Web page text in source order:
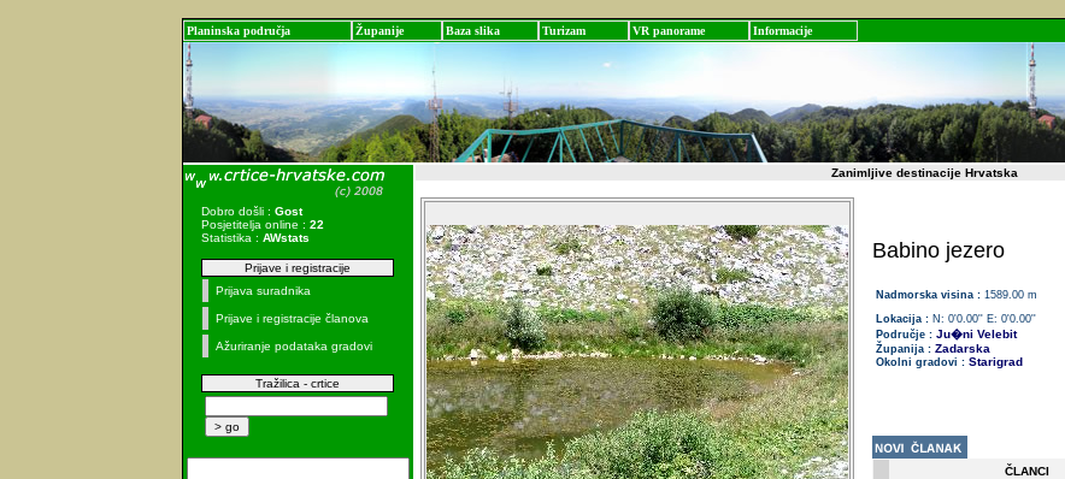
Planinska područja Županije Baza slika Turizam VR panorame Informacije
Dobro došli : Gost
Posjetitelja online : 22
Statistika : AWstats
Prijave i registracije
Prijava suradnika
Prijave i registracije članova
Ažuriranje podataka gradovi
Tražilica - crtice
Zanimljive destinacije Hrvatska
Babino jezero
Nadmorska visina : 1589.00 m
Lokacija : N: 0'0.00'' E: 0'0.00''
Područje : Ju�ni Velebit
Županija : Zadarska
Okolni gradovi : Starigrad
ČLANCI